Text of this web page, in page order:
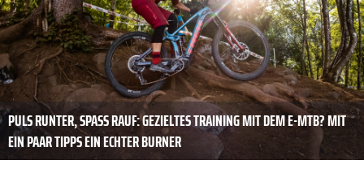
PULS RUNTER, SPASS RAUF: GEZIELTES TRAINING MIT DEM E-MTB? MIT E
IN PAAR TIPPS EIN ECHTER BURNER